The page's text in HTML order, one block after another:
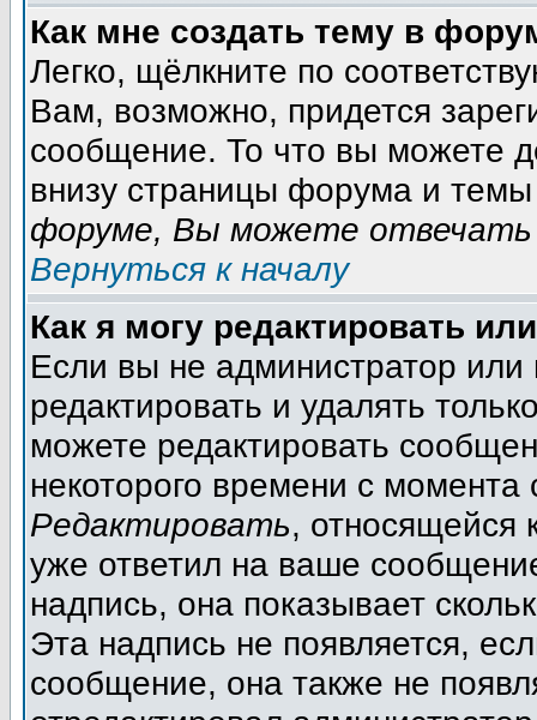
Как мне создать тему в
Легко, щёлкните по
Вам, возможно, придется
сообщение. То что вы можете
внизу страницы форума и
форуме, Вы можете отвечать
Вернуться к началу
Как я могу редактировать
Если вы не администратор
редактировать и удалять
можете редактировать
некоторого времени с момента
Редактировать, относящейся
уже ответил на ваше
надпись, она показывает
Эта надпись не появляется,
сообщение, она также не